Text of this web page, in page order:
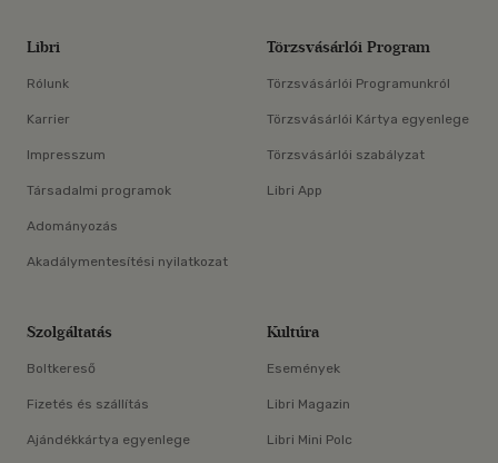
Libri
Rólunk
Karrier
Impresszum
Társadalmi programok
Adományozás
Akadálymentesítési nyilatkozat
Törzsvásárlói Program
Törzsvásárlói Programunkról
Törzsvásárlói Kártya egyenlege
Törzsvásárlói szabályzat
Libri App
Szolgáltatás
Boltkereső
Fizetés és szállítás
Ajándékkártya egyenlege
Kultúra
Események
Libri Magazin
Libri Mini Polc